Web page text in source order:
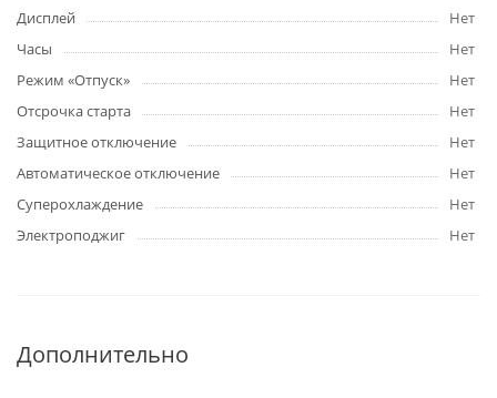
Дисплей
Нет
Часы
Нет
Режим «Отпуск»
Нет
Отсрочка старта
Нет
Защитное отключение
Нет
Автоматическое отключение
Нет
Суперохлаждение
Нет
Электроподжиг
Нет
Дополнительно